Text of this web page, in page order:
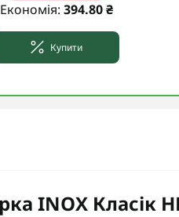
Економія: 394.80 ₴
Купити
INOX Класік